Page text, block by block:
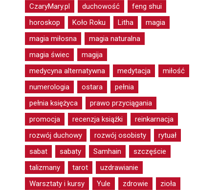
CzaryMary.pl
duchowość
feng shui
horoskop
Koło Roku Litha
magia
magia miłosna
magia naturalna
magia świec
magija
medycyna alternatywna
medytacja
miłość
numerologia
ostara
pełnia
pełnia księżyca
prawo przyciągania
promocja
recenzja książki
reinkarnacja
rozwój duchowy
rozwój osobisty
rytuał
sabat
sabaty Samhain
szczęście
talizmany
tarot
uzdrawianie
Warsztaty i kursy
Yule zdrowie
zioła